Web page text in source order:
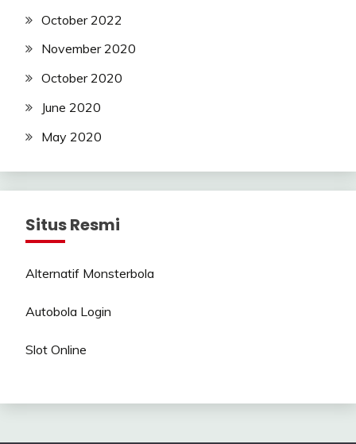
October 2022
November 2020
October 2020
June 2020
May 2020
Situs Resmi
Alternatif Monsterbola
Autobola Login
Slot Online